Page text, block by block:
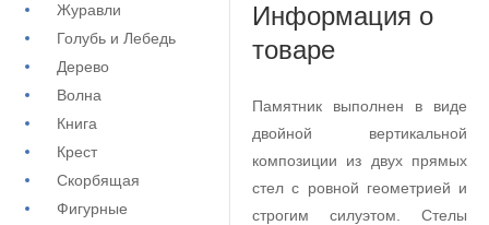
Журавли
Голубь и Лебедь
Дерево
Волна
Книга
Крест
Скорбящая
Фигурные
Информация о
товаре
Памятник выполнен в виде
двойной вертикальной
композиции из двух прямых
стел с ровной геометрией и
строгим силуэтом. Стелы